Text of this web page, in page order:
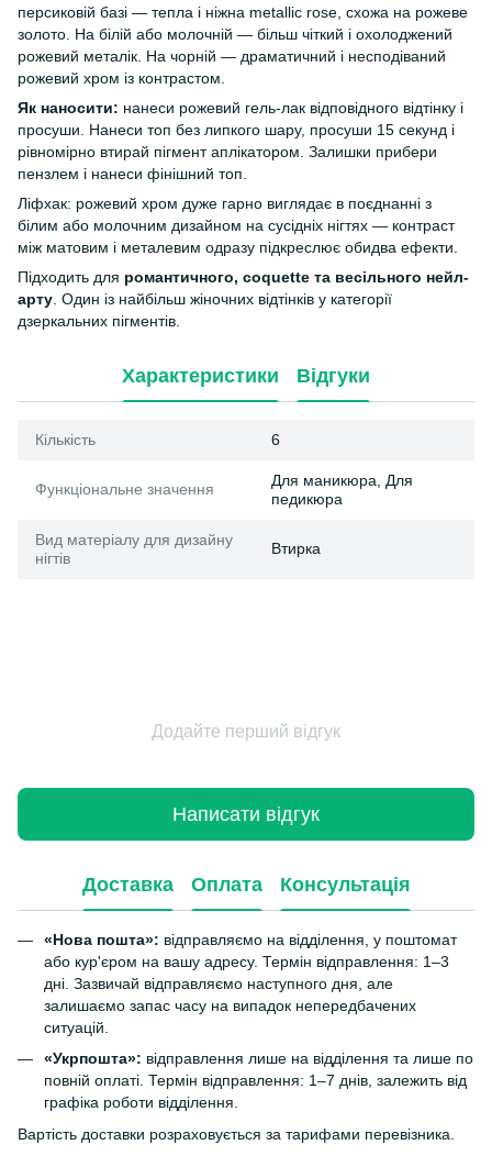
персиковій базі — тепла і ніжна metallic rose, схожа на рожеве
золото. На білій або молочній — більш чіткий і охолоджений
рожевий металік. На чорній — драматичний і несподіваний
рожевий хром із контрастом.
Як наносити: нанеси рожевий гель-лак відповідного відтінку і
просуши. Нанеси топ без липкого шару, просуши 15 секунд і
рівномірно втирай пігмент аплікатором. Залишки прибери
пензлем і нанеси фінішний топ.
Ліфхак: рожевий хром дуже гарно виглядає в поєднанні з
білим або молочним дизайном на сусідніх нігтях — контраст
між матовим і металевим одразу підкреслює обидва ефекти.
Підходить для романтичного, coquette та весільного нейл-
арту . Один із найбільш жіночних відтінків у категорії
дзеркальних пігментів.
Характеристики Відгуки
Кількість 6
Функціональне значення
Для маникюра, Для
педикюра
Вид матеріалу для дизайну
нігтів
Втирка
Додайте перший відгук
Написати відгук
Доставка Оплата Консультація
«Нова пошта»: відправляємо на відділення, у поштомат
або кур'єром на вашу адресу. Термін відправлення: 1–3
дні. Зазвичай відправляємо наступного дня, але
залишаємо запас часу на випадок непередбачених
ситуацій.
«Укрпошта»: відправлення лише на відділення та лише по
повній оплаті. Термін відправлення: 1–7 днів, залежить від
графіка роботи відділення.
Вартість доставки розраховується за тарифами перевізника.